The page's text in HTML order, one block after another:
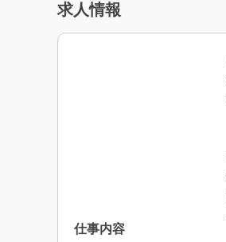
求人情報
仕事内容